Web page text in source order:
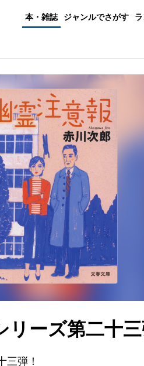
本・雑誌 ジャンルでさがす
ーズ第二十三
三弾！